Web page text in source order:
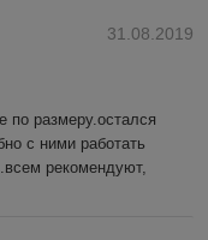
31.08.2019
по размеру.остался
с ними работать
рекомендуют,